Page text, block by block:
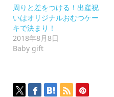
い
(新
し
い
ウ
ィ
ン
ド
ま
す)
周りと差をつける！出産祝
いはオリジナルおむつケー
キで決まり！
2018年8月8日
Baby gift